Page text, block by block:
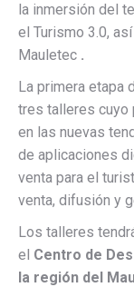
la inmersión del
el Turismo 3.0,
Mauletec .
La primera etapa
tres talleres cuyo
en las nuevas
de aplicaciones
venta para el
venta, difusión y
Los talleres
el Centro de
la región del